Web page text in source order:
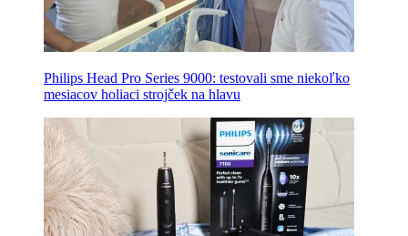
Philips Head Pro Series 9000: testovali sme niekoľko
mesiacov holiaci strojček na hlavu